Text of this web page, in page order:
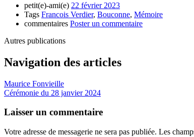
petit(e)-ami(e) 22 février 2023
Tags Francois Verdier, Bouconne, Mémoire
commentaires Poster un commentaire
Autres publications
Navigation des articles
Maurice Fonvieille
Cérémonie du 28 janvier 2024
Laisser un commentaire
Votre adresse de messagerie ne sera pas publiée. Les